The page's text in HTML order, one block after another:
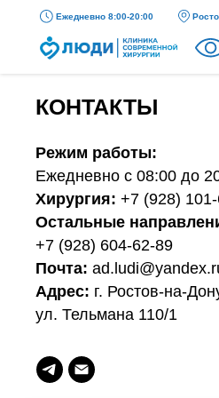
Ежедневно 8:00-20:00
КОНТАКТЫ
Режим работы:
Ежедневно с 08:00 до
Хирургия: +7 (928)
Остальные
+7 (928) 604-62-89
Почта:
Адрес: г. Ростов-на-
ул. Тельмана 110/1